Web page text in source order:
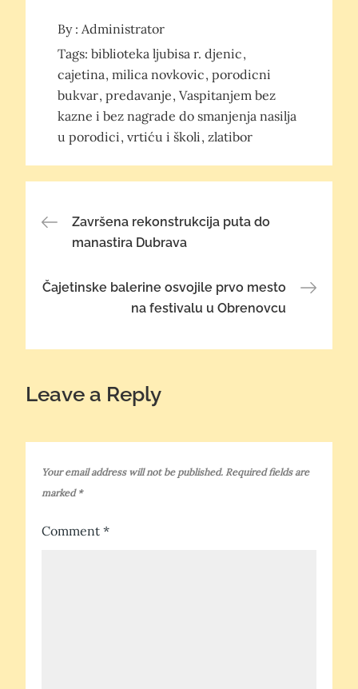
By :Administrator
Tags:biblioteka ljubisa r. djenic
cajetina milica novkovic porodicni
bukvar predavanje Vaspitanjem bez
kazne i bez nagrade do smanjenja nasilja
u porodici vrtiću i školi zlatibor
Post
Završena rekonstrukcija puta do
manastira Dubrava
Čajetinske balerine osvojile prvo mesto
na festivalu u Obrenovcu
Leave a Reply
Your email address will not be published. Required fields are
marked *
Comment*